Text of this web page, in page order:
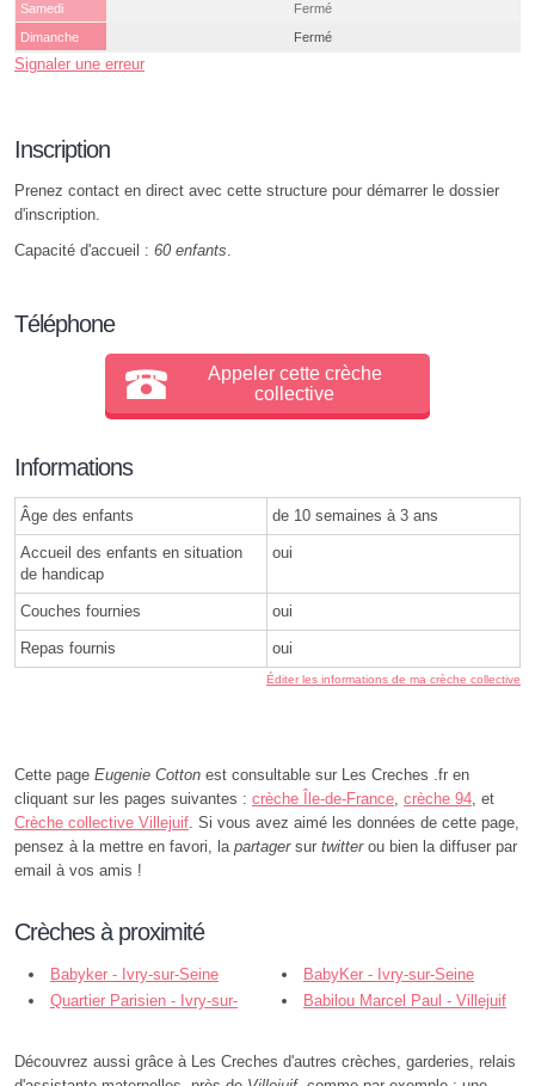
Samedi
Fermé
Dimanche
Fermé
Signaler une erreur
Inscription
Prenez contact en direct avec cette structure pour démarrer le dossier
d'inscription.
Capacité d'accueil : 60 enfants.
Téléphone
Appeler cette crèche
collective
Informations
Âge des enfants de 10 semaines à 3 ans
Accueil des enfants en situation
de handicap
oui
Couches fournies oui
Repas fournis oui
Éditer les informations de ma crèche collective
Cette page Eugenie Cotton est consultable sur Les Creches .fr en
cliquant sur les pages suivantes : crèche Île-de-France, crèche 94, et
Crèche collective Villejuif. Si vous avez aimé les données de cette page,
pensez à la mettre en favori, la partagersur twitterou bien la diffuser par
email à vos amis !
Crèches à proximité
Babyker - Ivry-sur-Seine
BabyKer - Ivry-sur-Seine
Quartier Parisien - Ivry-sur-
Babilou Marcel Paul - Villejuif
Découvrez aussi grâce à Les Creches d'autres crèches, garderies, relais